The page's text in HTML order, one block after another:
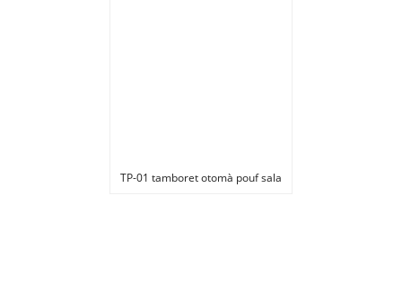
TP-01 tamboret otomà pouf sala